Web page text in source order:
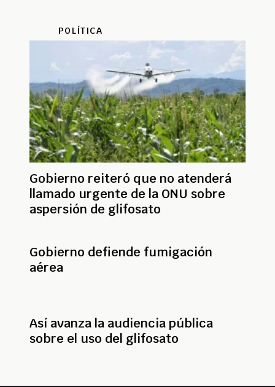
POLÍTICA
Gobierno reiteró que no atenderá
llamado urgente de la ONU sobre
aspersión de glifosato
Gobierno defiende fumigación
aérea
Así avanza la audiencia pública
sobre el uso del glifosato